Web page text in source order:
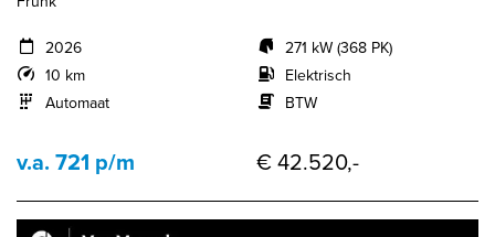
2026
10 km
Automaat
271 kW (368 PK)
Elektrisch
BTW
v.a. 721 p/m € 42.520,-